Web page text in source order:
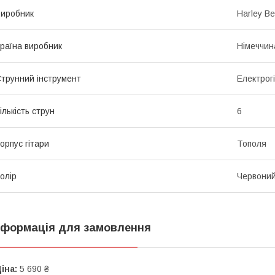
Harley
виробник
інструмент
струн 6
гітари Тополя
Червоний
для замовлення
5 690 ₴